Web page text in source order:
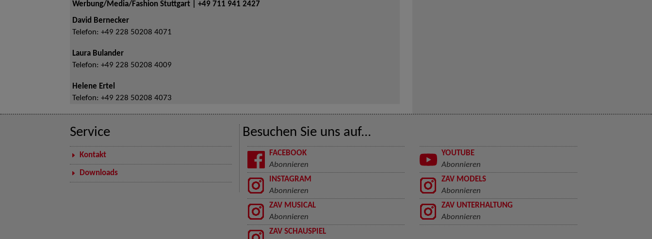
Werbung/Media/Fashion Stuttgart | +49 711 941 2427
David Bernecker
Telefon: +49 228 50208 4071
Laura Bulander
Telefon: +49 228 50208 4009
Helene Ertel
Telefon: +49 228 50208 4073
Service
Kontakt
Downloads
Besuchen Sie uns auf...
FACEBOOK
Abonnieren
YOUTUBE
Abonnieren
INSTAGRAM
Abonnieren
ZAV MODELS
Abonnieren
ZAV MUSICAL
Abonnieren
ZAV UNTERHALTUNG
Abonnieren
ZAV SCHAUSPIEL